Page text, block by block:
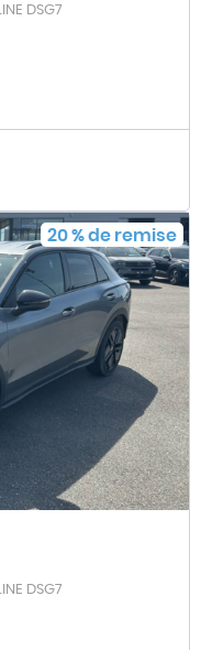
DSG7
20%de remise
DSG7